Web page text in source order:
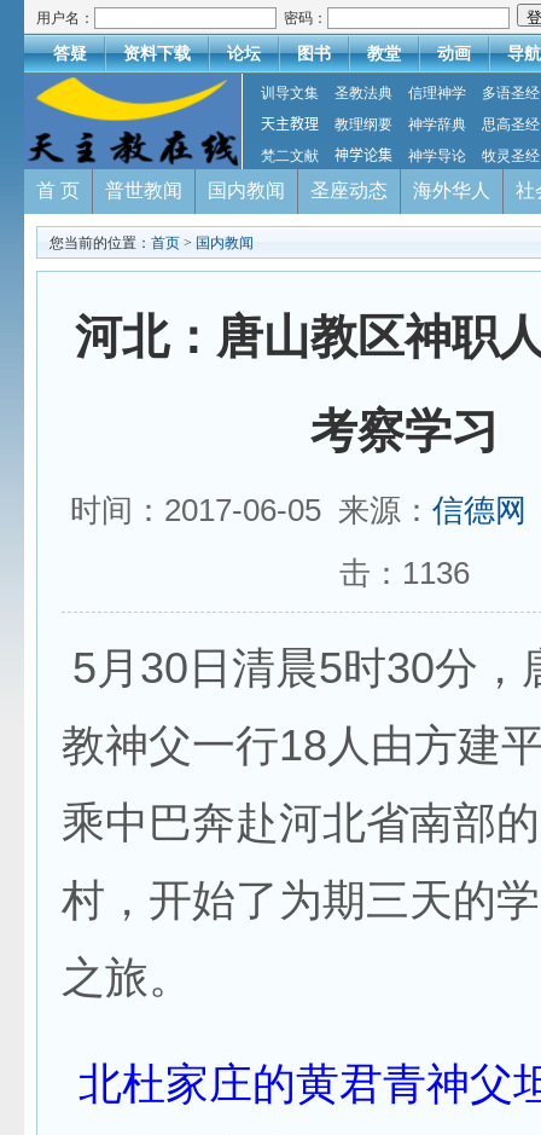
用户名： 密码：
答疑 资料下载 论坛 图书 教堂 动画 导航
训导文集 圣教法典 信理神学
多语圣经
天主教理
教理纲要 神学辞典
思高圣经
梵二文献
神学论集 神学导论 牧灵圣经
首 页 普世教闻 国内教闻 圣座动态 海外华人 社
您当前的位置： 首页 > 国内教闻
河北：唐山教区神职
考察学习
时间：2017-06-05 来源： 信德网
击： 1136
5月30日清晨5时30分，
教神父一行18人由方建
乘中巴奔赴河北省南部
村，开始了为期三天的
之旅。
北杜家庄的黄君青神父